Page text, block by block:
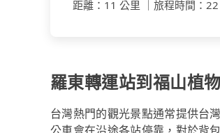
距離 ： 11 公里 旅程時間 ：
羅東轉運站到福山植
台灣熱門的觀光景點通常提供台
公車會在沿途各站停靠，對於背